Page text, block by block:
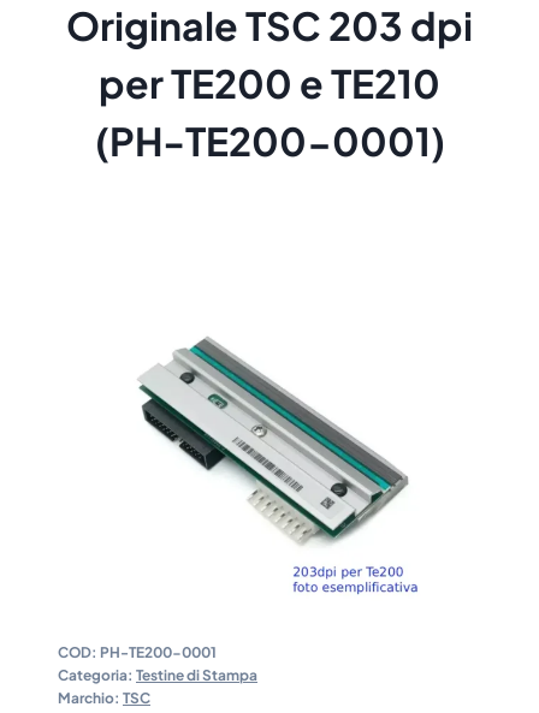
Originale TSC 203 dpi
per TE200 e TE210
(PH-TE200-0001)
COD: PH-TE200-0001
Categoria: Testine di Stampa
Marchio: TSC